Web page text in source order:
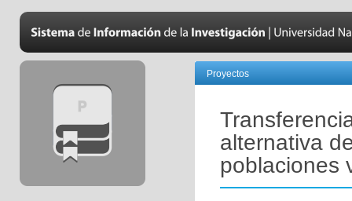
Proyectos
alternativa
poblaciones